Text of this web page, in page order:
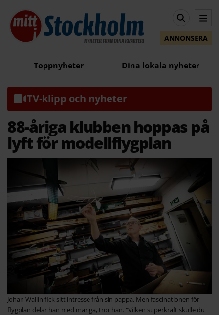
ANNONSERA
Toppnyheter Dina lokala nyheter
TV-klipp och nyheter
88-åriga klubben hoppas på
lyft för modellflygplan
Johan Wallin fick sitt intresse från sin pappa. Men fascinationen för
flygplan delar han med många, tror han. "Vilken superkraft skulle du